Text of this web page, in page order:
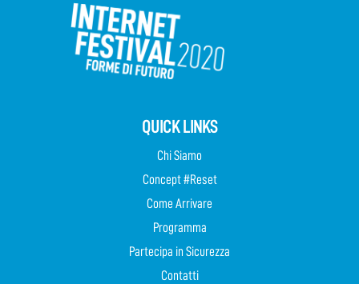
QUICK LINKS
Chi Siamo
Concept #Reset
Come Arrivare
Programma
Partecipa in Sicurezza
Contatti